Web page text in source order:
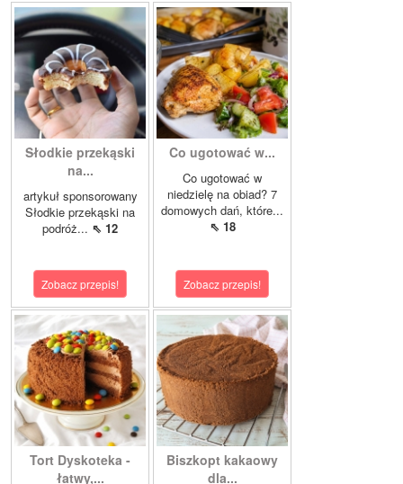
Słodkie przekąski
na...
artykuł sponsorowany
Słodkie przekąski na
podróż... ⇖ 12
Zobacz przepis!
Co ugotować w...
Co ugotować w
niedzielę na obiad? 7
domowych dań, które...
⇖ 18
Zobacz przepis!
Tort Dyskoteka -
łatwy,...
Biszkopt kakaowy
dla...